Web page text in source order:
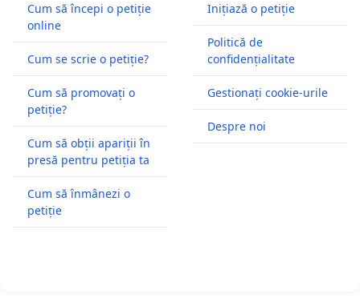
Cum să începi o petiție
online
Cum se scrie o petiție?
Cum să promovați o
petiție?
Cum să obții apariții în
presă pentru petiția ta
Cum să înmânezi o
petiție
Inițiază o petiție
Politică de
confidențialitate
Gestionați cookie-urile
Despre noi